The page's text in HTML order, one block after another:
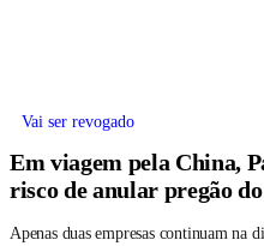
Vai ser revogado
Em viagem pela China,
risco de anular pregão
Apenas duas empresas continuam na